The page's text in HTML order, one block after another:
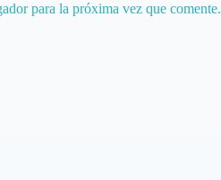
para la próxima vez que comente.